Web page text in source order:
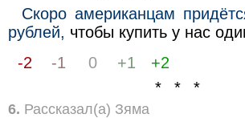
Скоро американцам
рублей, чтобы купить у нас
-2
-1 0 +1
+2
* * *
6. Рассказал(а) Зяма